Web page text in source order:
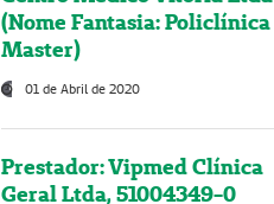
(Nome Fantasia: Policlínica
Master)
01 de Abril de 2020
Prestador: Vipmed Clínica
Geral Ltda, 51004349-0